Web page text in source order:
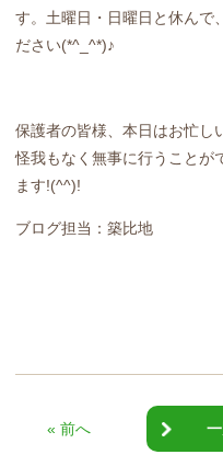
す。土曜日・日曜日と休んで
ださい(*^_^*)♪
保護者の皆様、本日はお忙し
怪我もなく無事に行うことが
ます!(^^)!
ブログ担当：築比地
« 前へ